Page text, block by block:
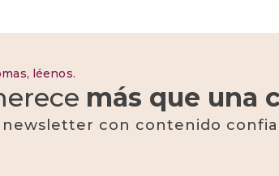
léenos.
más que una
con contenido